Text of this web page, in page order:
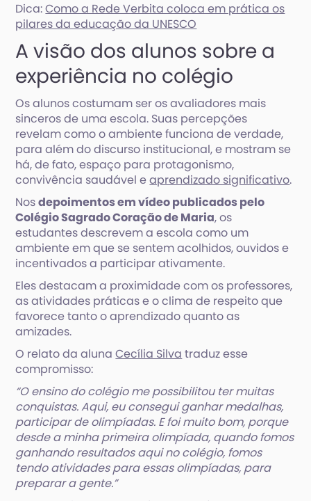
Dica:Como a Rede Verbita coloca em prática os
pilares da educação da UNESCO
A visão dos alunos sobre a
experiência no colégio
Os alunos costumam ser os avaliadores mais
sinceros de uma escola. Suas percepções
revelam como o ambiente funciona de verdade,
para além do discurso institucional, e mostram se
há, de fato, espaço para protagonismo,
convivência saudável eaprendizado significativo.
Nosdepoimentos em vídeo publicados pelo
Colégio Sagrado Coração de Maria, os
estudantes descrevem a escola como um
ambiente em que se sentem acolhidos, ouvidos e
incentivados a participar ativamente.
Eles destacam a proximidade com os professores,
as atividades práticas e o clima de respeito que
favorece tanto o aprendizado quanto as
amizades.
O relato da alunaCecília Silva traduz esse
compromisso:
“O ensino do colégio me possibilitou ter muitas
conquistas. Aqui, eu consegui ganhar medalhas,
participar de olimpíadas. E foi muito bom, porque
desde a minha primeira olimpíada, quando fomos
ganhando resultados aqui no colégio, fomos
tendo atividades para essas olimpíadas, para
preparar a gente.”